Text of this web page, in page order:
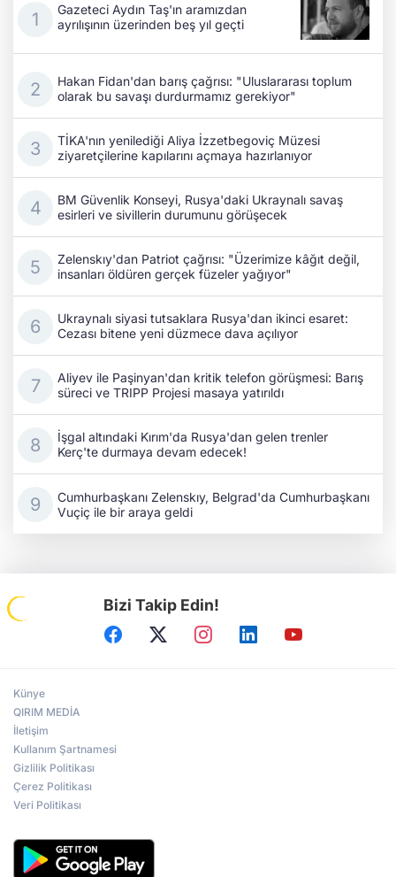
Gazeteci Aydın Taş'ın aramızdan
ayrılışının üzerinden beş yıl geçti
Hakan Fidan'dan barış çağrısı: "Uluslararası toplum
olarak bu savaşı durdurmamız gerekiyor"
TİKA'nın yenilediği Aliya İzzetbegoviç Müzesi
ziyaretçilerine kapılarını açmaya hazırlanıyor
BM Güvenlik Konseyi, Rusya'daki Ukraynalı savaş
esirleri ve sivillerin durumunu görüşecek
Zelenskıy'dan Patriot çağrısı: "Üzerimize kâğıt değil,
insanları öldüren gerçek füzeler yağıyor"
Ukraynalı siyasi tutsaklara Rusya'dan ikinci esaret:
Cezası bitene yeni düzmece dava açılıyor
Aliyev ile Paşinyan'dan kritik telefon görüşmesi: Barış
süreci ve TRIPP Projesi masaya yatırıldı
İşgal altındaki Kırım'da Rusya'dan gelen trenler
Kerç'te durmaya devam edecek!
Cumhurbaşkanı Zelenskıy, Belgrad'da Cumhurbaşkanı
Vuçiç ile bir araya geldi
Bizi Takip Edin!
Künye
QIRIM MEDİA
İletişim
Kullanım Şartnamesi
Gizlilik Politikası
Çerez Politikası
Veri Politikası